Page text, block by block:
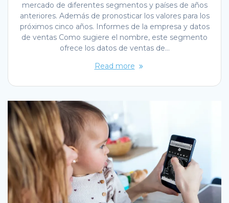
mercado de diferentes segmentos y países de años
anteriores. Además de pronosticar los valores para los
próximos cinco años. Informes de la empresa y datos
de ventas Como sugiere el nombre, este segmento
ofrece los datos de ventas de…
Read more